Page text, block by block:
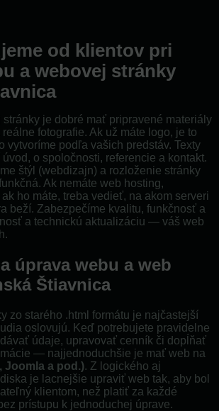
od klientov pri
a webovej stránky
stránky je dobré mať pripravené materiály
fotografie. Ak už máte logo, je to
vytvoríme podľa vašich predstáv. Texty
o spoločnosti, referencie a kontakt.
štýl (webdizajn) a rozloženie stránky
Ak nemáte web hosting,
ho máte, treba vedieť, na akom serveri
beží. Zabezpečíme kvalitu, funkčnosť a
a technickú aktualizáciu — váš web
úprava webu a web
Štiavnica
zo starého .html formátu je najčastejší
oslovujú. Keď potrebujete pravidelne
údaje, upravovať cenník či dopĺňať
— najjednoduchšie je mať web na
Joomla a pod.). Z logického aj
je lacnejšie upraviť web tak, aby bol
klientom, než platiť za každé
prístupu k jednoduchej úprave.